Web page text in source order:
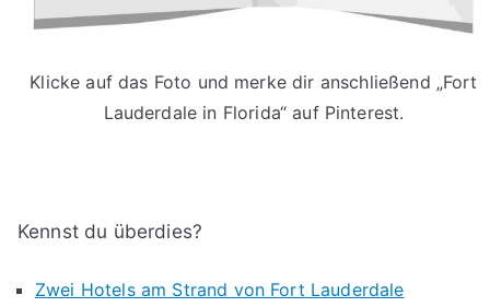
Klicke auf das Foto und merke dir anschließend „Fort
Lauderdale in Florida“ auf Pinterest.
Kennst du überdies?
Zwei Hotels am Strand von Fort Lauderdale